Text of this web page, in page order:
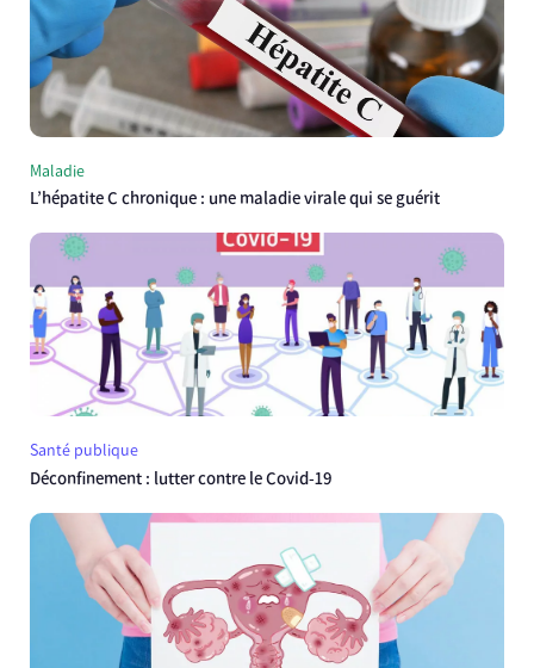
Maladie
L’hépatite C chronique : une maladie virale qui se guérit
Santé publique
Déconfinement : lutter contre le Covid-19